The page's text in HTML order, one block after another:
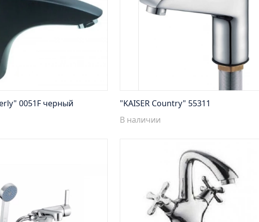
0051F черный
"KAISER Country" 55311
В наличии